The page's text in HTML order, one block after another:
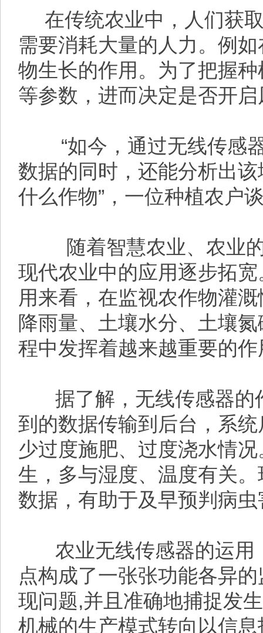
在传统农业中，人们获
需要消耗大量的人力。例
物生长的作用。为了把握
等参数，进而决定是否开
“如今，通过无线传感
数据的同时，还能分析出
什么作物”，一位种植农户
随着智慧农业、农业的
现代农业中的应用逐步拓
用来看，在监视农作物灌
降雨量、土壤水分、土壤
程中发挥着越来越重要的作
据了解，无线传感器的
到的数据传输到后台，系
少过度施肥、过度浇水情
生，多与湿度、温度有关
数据，有助于及早预判病
农业无线传感器的运用
点构成了一张张功能各异
现问题,并且准确地捕捉发
机械的生产模式转向以信